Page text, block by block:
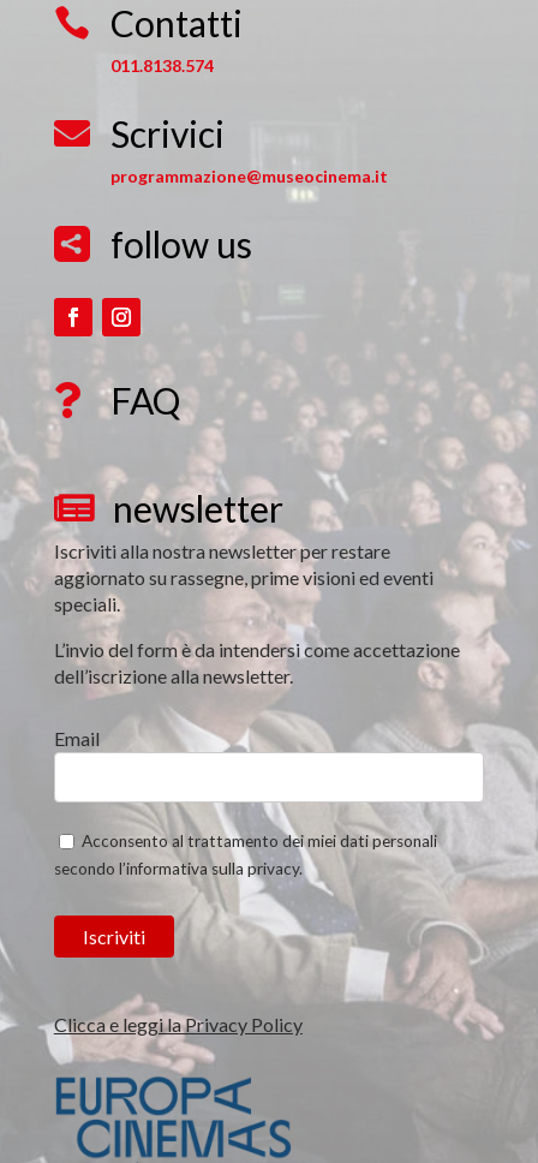
 Contatti
011.8138.574
 Scrivici
programmazione@museocinema.it
 follow us
 FAQ
 newsletter
Iscriviti alla nostra newsletter per restare
aggiornato su rassegne, prime visioni ed eventi
speciali.
L’invio del form è da intendersi come accettazione
dell’iscrizione alla newsletter.
Email
Acconsento al trattamento dei miei dati personali
secondo l’informativa sulla privacy.
Clicca e leggi la Privacy Policy